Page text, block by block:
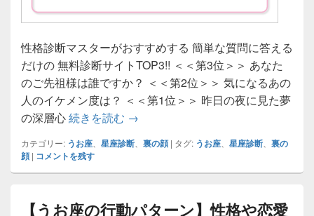
性格診断マスターがおすすめする 簡単な質問に答える
だけの 無料診断サイトTOP3!! ＜＜第3位＞＞ あなた
のご先祖様は誰ですか？ ＜＜第2位＞＞ 気になるあの
人のイケメン度は？ ＜＜第1位＞＞ 昨日の夜に見た夢
の深層心続きを読む 【うお座の裏の顔】性格や恋愛傾向
→
カテゴリー: うお座 星座診断 裏の顔 | タグ: うお座 星座診断
裏の
顔 | コメントを残す
【うお座の行動パターン】性格や恋愛